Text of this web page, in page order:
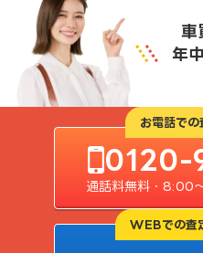
車
年
お電話での
0120-
通話料無料・8:00
WEBでの査